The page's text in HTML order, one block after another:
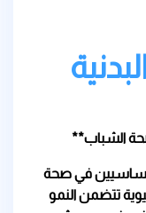
الشباب**
أساسيين في صحة
تتضمن النمو